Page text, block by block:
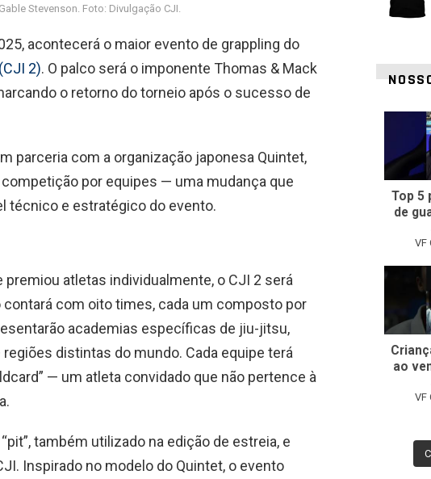
Stevenson. Foto: Divulgação CJI.
acontecerá o maior evento de grappling do
2). O palco será o imponente Thomas & Mack
o retorno do torneio após o sucesso de
parceria com a organização japonesa Quintet,
por equipes — uma mudança que
técnico e estratégico do evento.
premiou atletas individualmente, o CJI 2 será
com oito times, cada um composto por
academias específicas de jiu-jitsu,
distintas do mundo. Cada equipe terá
— um atleta convidado que não pertence à
também utilizado na edição de estreia, e
Inspirado no modelo do Quintet, o evento
Top 5
de
VF
ao
VF